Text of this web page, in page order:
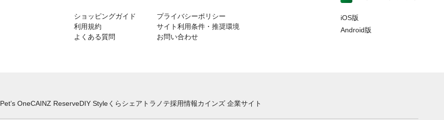
ショッピングガイド
利用規約
よくある質問
プライバシーポリシー
サイト利用条件・推奨環境
お問い合わせ
iOS版
Android版
Pet’s OneCAINZ ReserveDIY Styleくらシェア トラノテ採用情報カインズ 企業サイト